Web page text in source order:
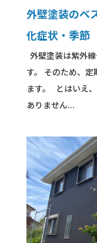
外壁塗装のベ
化症状・季節
外壁塗装は紫外
す。 そのため、
ます。 とはいえ
ありません...